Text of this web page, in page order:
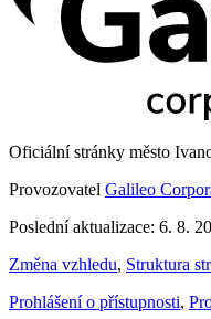
Oficiální stránky město
Provozovatel Galileo
Poslední aktualizace: 6. 8.
Změna vzhledu, Struktura
Prohlášení o přístupnosti,